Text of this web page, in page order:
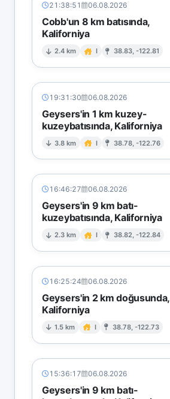
21:38:51 06.08.2026
Cobb'un 8 km batısında,
Kaliforniya
2.4 km I 38.83, -122.81
19:31:30 06.08.2026
Geysers'in 1 km kuzey-
kuzeybatısında, Kaliforniya
3.8 km I 38.78, -122.76
16:46:27 06.08.2026
Geysers'in 9 km batı-
kuzeybatısında, Kaliforniya
2.3 km I 38.82, -122.84
16:25:24 06.08.2026
Geysers'in 2 km doğusunda,
Kaliforniya
1.5 km I 38.78, -122.73
15:36:17 06.08.2026
Geysers'in 9 km batı-